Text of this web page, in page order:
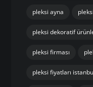
pleksi ayna
pleksi dekoratif
pleksi firması
pleksi fiyatları